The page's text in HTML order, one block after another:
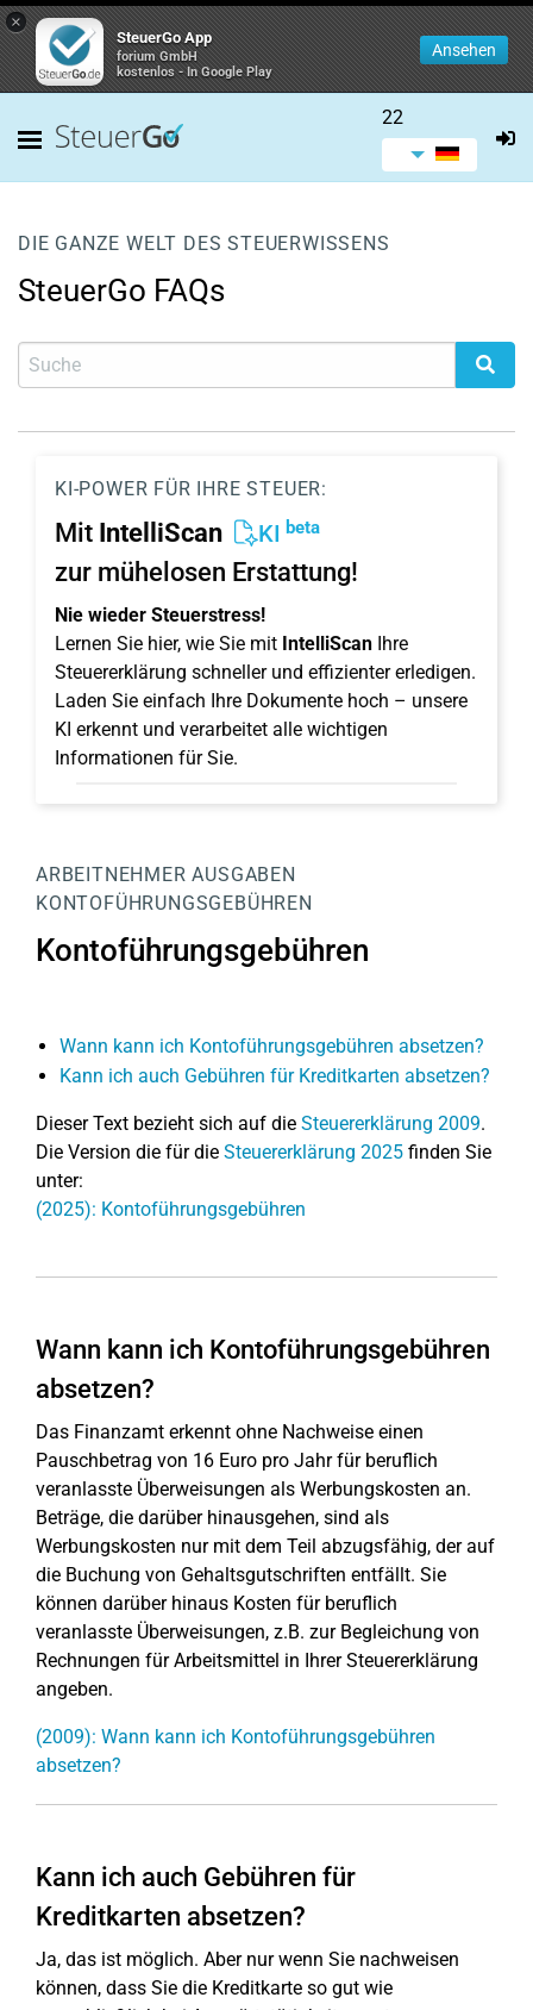
×
SteuerGo App
forium GmbH
kostenlos - In Google Play
Ansehen
22
DIE GANZE WELT DES STEUERWISSENS
SteuerGo FAQs
KI-POWER FÜR IHRE STEUER:
Mit IntelliScan KI beta
zur mühelosen Erstattung!
Nie wieder Steuerstress!
Lernen Sie hier, wie Sie mit IntelliScan Ihre
Steuererklärung schneller und effizienter erledigen.
Laden Sie einfach Ihre Dokumente hoch – unsere
KI erkennt und verarbeitet alle wichtigen
Informationen für Sie.
ARBEITNEHMER AUSGABEN
KONTOFÜHRUNGSGEBÜHREN
Kontoführungsgebühren
Wann kann ich Kontoführungsgebühren absetzen?
Kann ich auch Gebühren für Kreditkarten absetzen?
Dieser Text bezieht sich auf die Steuererklärung 2009.
Die Version die für die Steuererklärung 2025 finden Sie
unter:
(2025): Kontoführungsgebühren
Wann kann ich Kontoführungsgebühren
absetzen?
Das Finanzamt erkennt ohne Nachweise einen
Pauschbetrag von 16 Euro pro Jahr für beruflich
veranlasste Überweisungen als Werbungskosten an.
Beträge, die darüber hinausgehen, sind als
Werbungskosten nur mit dem Teil abzugsfähig, der auf
die Buchung von Gehaltsgutschriften entfällt. Sie
können darüber hinaus Kosten für beruflich
veranlasste Überweisungen, z.B. zur Begleichung von
Rechnungen für Arbeitsmittel in Ihrer Steuererklärung
angeben.
(2009): Wann kann ich Kontoführungsgebühren
absetzen?
Kann ich auch Gebühren für
Kreditkarten absetzen?
Ja, das ist möglich. Aber nur wenn Sie nachweisen
können, dass Sie die Kreditkarte so gut wie